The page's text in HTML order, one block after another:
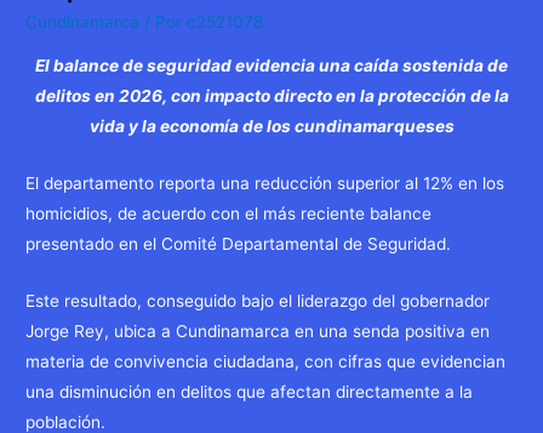
Cundinamarca / Por c2521078
El balance de seguridad evidencia una caída sostenida de
delitos en 2026, con impacto directo en la protección de la
vida y la economía de los cundinamarqueses
El departamento reporta una reducción superior al 12% en los
homicidios, de acuerdo con el más reciente balance
presentado en el Comité Departamental de Seguridad.
Este resultado, conseguido bajo el liderazgo del gobernador
Jorge Rey, ubica a Cundinamarca en una senda positiva en
materia de convivencia ciudadana, con cifras que evidencian
una disminución en delitos que afectan directamente a la
población.